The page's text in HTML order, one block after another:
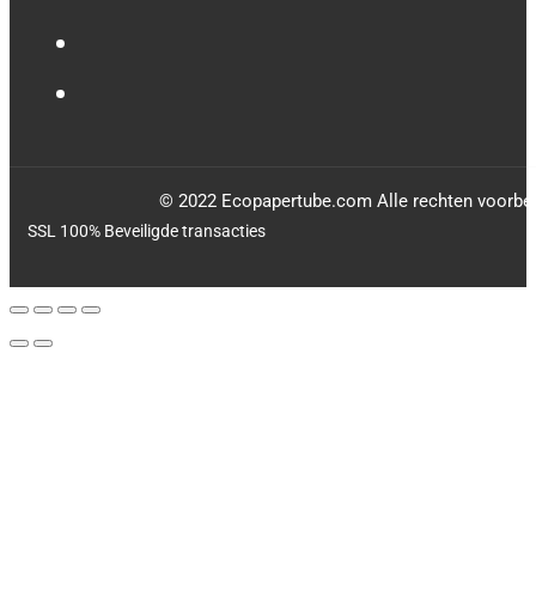
© 2022 Ecopapertube.com Alle rechten
SSL 100% Beveiligde transacties